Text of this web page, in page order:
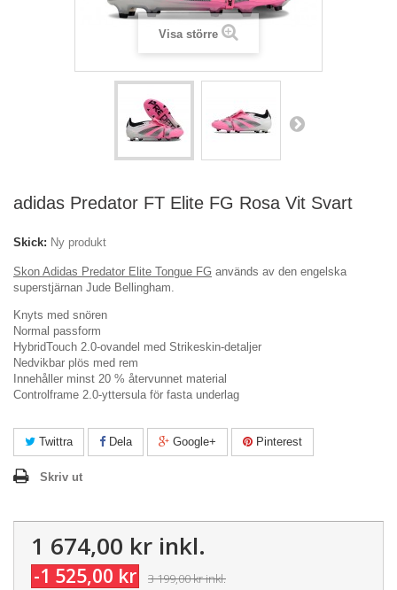
Visa större
adidas Predator FT Elite FG Rosa Vit Svart
Skick: Ny produkt
Skon Adidas Predator Elite Tongue FG används av den engelska
superstjärnan Jude Bellingham.
Knyts med snören
Normal passform
HybridTouch 2.0-ovandel med Strikeskin-detaljer
Nedvikbar plös med rem
Innehåller minst 20 % återvunnet material
Controlframe 2.0-yttersula för fasta underlag
Twittra Dela Google+ Pinterest
Skriv ut
1 674,00 kr inkl.
-1 525,00 kr 3 199,00 krinkl.